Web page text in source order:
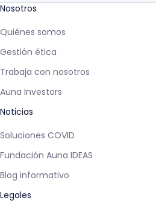
Nosotros
Quiénes somos
Gestión ética
Trabaja con nosotros
Auna Investors
Noticias
Soluciones COVID
Fundación Auna IDEAS
Blog informativo
Legales